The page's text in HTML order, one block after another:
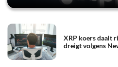
XRP koers daalt
dreigt volgens